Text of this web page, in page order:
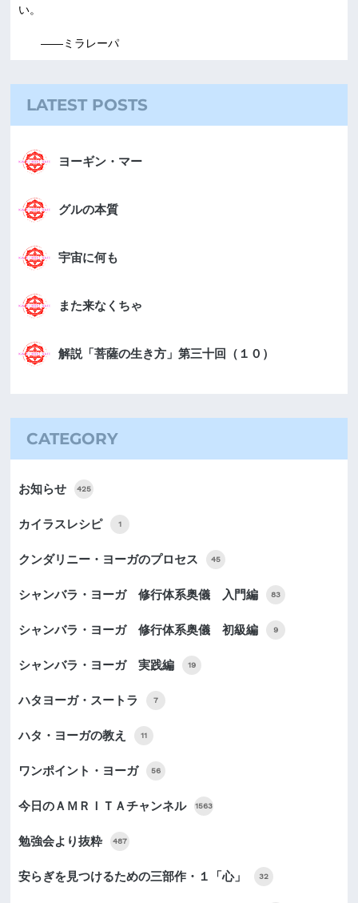
い。
――ミラレーパ
LATEST POSTS
ヨーギン・マー
グルの本質
宇宙に何も
また来なくちゃ
解説「菩薩の生き方」第三十回（１０）
CATEGORY
お知らせ 425
カイラスレシピ 1
クンダリニー・ヨーガのプロセス 45
シャンバラ・ヨーガ 修行体系奥儀 入門編 83
シャンバラ・ヨーガ 修行体系奥儀 初級編 9
シャンバラ・ヨーガ 実践編 19
ハタヨーガ・スートラ 7
ハタ・ヨーガの教え 11
ワンポイント・ヨーガ 56
今日のＡＭＲＩＴＡチャンネル 1563
勉強会より抜粋 487
安らぎを見つけるための三部作・１「心」 32